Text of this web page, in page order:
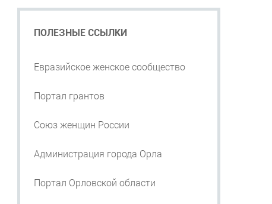
ПОЛЕЗНЫЕ ССЫЛКИ
Евразийское женское сообщество
Портал грантов
Союз женщин России
Администрация города Орла
Портал Орловской области